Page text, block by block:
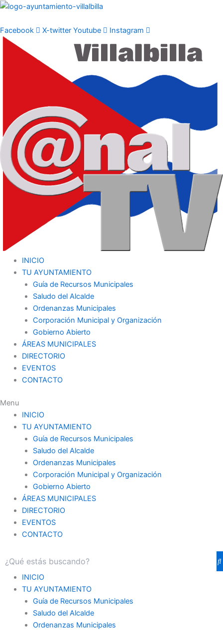
Ir
contenido
Facebook X-twitter Youtube Instagram
INICIO
TU AYUNTAMIENTO
Guía de Recursos Municipales
Saludo del Alcalde
Ordenanzas Municipales
Corporación Municipal y Organización
Gobierno Abierto
ÁREAS MUNICIPALES
DIRECTORIO
EVENTOS
CONTACTO
Menu
INICIO
TU AYUNTAMIENTO
Guía de Recursos Municipales
Saludo del Alcalde
Ordenanzas Municipales
Corporación Municipal y Organización
Gobierno Abierto
ÁREAS MUNICIPALES
DIRECTORIO
EVENTOS
CONTACTO
INICIO
TU AYUNTAMIENTO
Guía de Recursos Municipales
Saludo del Alcalde
Ordenanzas Municipales